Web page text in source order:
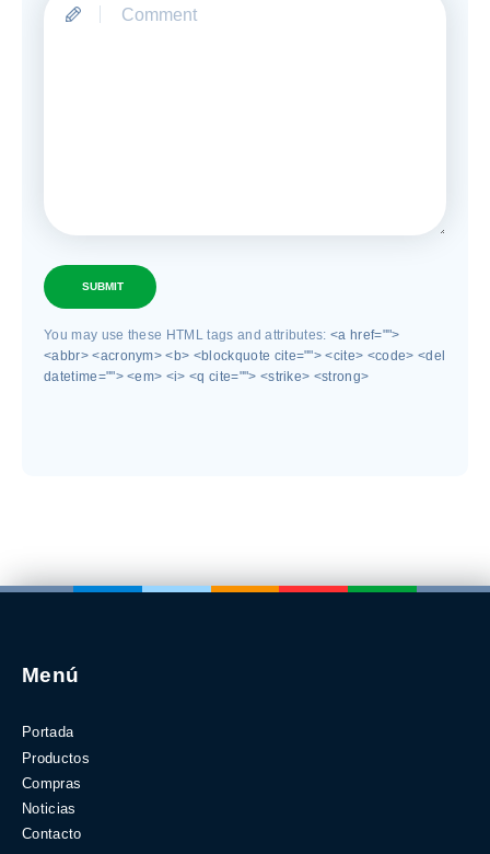
SUBMIT
You may use these HTML tags and attributes:<a href="">
<abbr> <acronym> <b> <blockquote cite=""> <cite> <code> <del
datetime=""> <em> <i> <q cite=""> <strike> <strong>
Menú
Portada
Productos
Compras
Noticias
Contacto